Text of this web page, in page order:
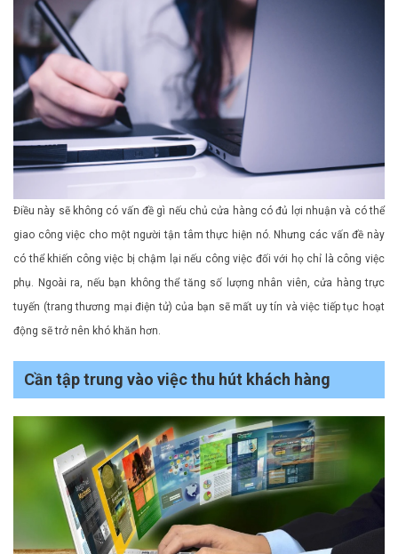
Điều này sẽ không có vấn đề gì nếu chủ cửa hàng có đủ lợi nhuận và có thể
giao công việc cho một người tận tâm thực hiện nó. Nhưng các vấn đề này
có thể khiến công việc bị chậm lại nếu công việc đối với họ chỉ là công việc
phụ. Ngoài ra, nếu bạn không thể tăng số lượng nhân viên, cửa hàng trực
tuyến (trang thương mại điện tử) của bạn sẽ mất uy tín và việc tiếp tục hoạt
động sẽ trở nên khó khăn hơn.
Cần tập trung vào việc thu hút khách hàng